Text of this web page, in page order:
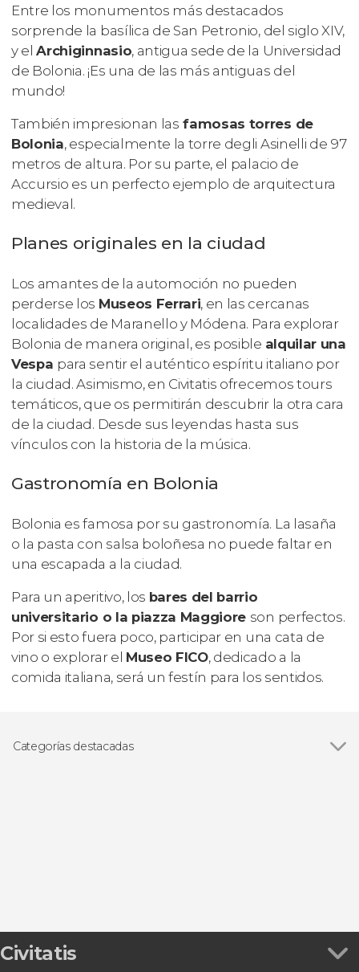
Entre los monumentos más destacados
sorprende la basílica de San Petronio, del siglo XIV,
y elArchiginnasio, antigua sede de la Universidad
de Bolonia. ¡Es una de las más antiguas del
mundo!
También impresionan las famosas torres de
Bolonia, especialmente la torre degli Asinelli de 97
metros de altura. Por su parte, el palacio de
Accursio es un perfecto ejemplo de arquitectura
medieval.
Planes originales en la ciudad
Los amantes de la automoción no pueden
perderse los Museos Ferrari, en las cercanas
localidades de Maranello y Módena. Para explorar
Bolonia de manera original, es posible alquilar una
Vespa para sentir el auténtico espíritu italiano por
la ciudad. Asimismo, en Civitatis ofrecemos tours
temáticos, que os permitirán descubrir la otra cara
de la ciudad. Desde sus leyendas hasta sus
vínculos con la historia de la música.
Gastronomía en Bolonia
Bolonia es famosa por su gastronomía. La lasaña
o la pasta con salsa boloñesa no puede faltar en
una escapada a la ciudad.
Para un aperitivo, los bares del barrio
universitario o la piazza Maggiore son perfectos.
Por si esto fuera poco, participar en una cata de
vino o explorar el Museo FICO, dedicado a la
comida italiana, será un festín para los sentidos.
Categorías destacadas
Civitatis